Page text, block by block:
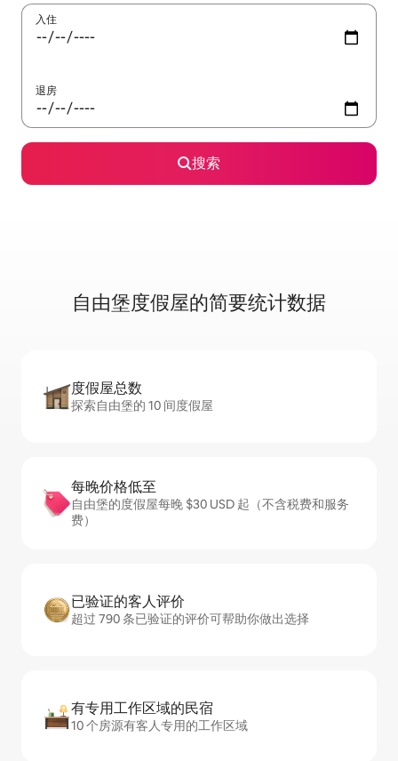
入住
退房
搜索
自由堡度假屋的简要统计数据
度假屋总数
探索自由堡的 10 间度假屋
每晚价格低至
自由堡的度假屋每晚 $30 USD 起（不含税费和服务
费）
已验证的客人评价
超过 790 条已验证的评价可帮助你做出选择
有专用工作区域的民宿
10 个房源有客人专用的工作区域